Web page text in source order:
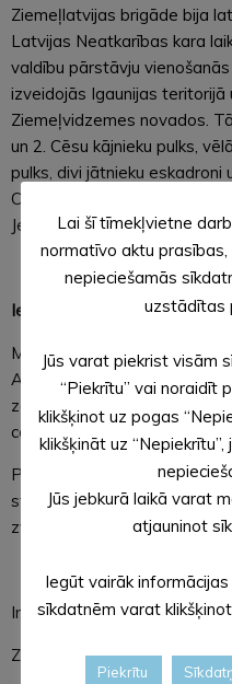
Ziemeļlatvijas brigāde bija
Latvijas Neatkarības kara
valdību pārstāvju
izveidojās Igaunijas
Ziemeļvidzemes novados.
un 2. Cēsu kājnieku pulks,
pulks, divi jātnieku
Cēsu kaujām no rezerves
Jelgavas kājnieku pulku.
Iedzīvotāju ievērībai!
Maršs notiks gan diennakts
Alūksnes, Gulbenes un
zemessargi pārvietosies pa
ceļu satiksmes noteikumus.
Pateicamies iedzīvotājiem
stiprināšanā. Jautājumu vai
zvanīt uz tālruņa numuru
Informāciju sagatavoja
Zemessardzes 2. Vidzemes
Lai šī tīmekļvietne
normatīvo aktu
nepieciešamās
uzstādītas
Jūs varat piekrist visām
“Piekrītu” vai noraidīt
klikšķinot uz pogas
klikšķināt uz
Jūs jebkurā laikā varat
atjauninot
Iegūt vairāk
sīkdatnēm varat
Piekrītu